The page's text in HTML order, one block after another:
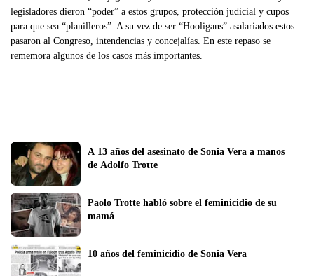
legisladores dieron “poder” a estos grupos, protección judicial y cupos
para que sea “planilleros”. A su vez de ser “Hooligans” asalariados estos
pasaron al Congreso, intendencias y concejalías. En este repaso se
rememora algunos de los casos más importantes.
A 13 años del asesinato de Sonia Vera a manos
de Adolfo Trotte
Paolo Trotte habló sobre el feminicidio de su
mamá
10 años del feminicidio de Sonia Vera